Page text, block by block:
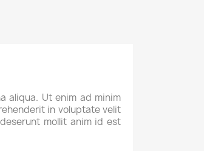
aliqua. Ut enim ad minim
in voluptate velit
mollit anim id est